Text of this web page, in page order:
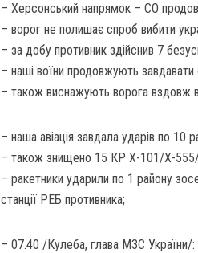
– Херсонський напрямок – СО
– ворог не полишає спроб вибити
– за добу противник здійснив 7
– наші воїни продовжують завдавати
– також виснажують ворога вздовж
– наша авіація завдала ударів по
– також знищено 15 КР Х-101/Х-
– ракетники ударили по 1 району
станції РЕБ противника;
– 07.40 /Кулеба, глава МЗС України/: